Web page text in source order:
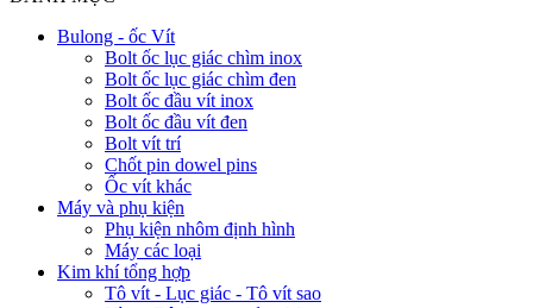
Bulong - ốc Vít
Bolt ốc lục giác chìm inox
Bolt ốc lục giác chìm đen
Bolt ốc đầu vít inox
Bolt ốc đầu vít đen
Bolt vít trí
Chốt pin dowel pins
Ốc vít khác
Máy và phụ kiện
Phụ kiện nhôm định hình
Máy các loại
Kim khí tổng hợp
Tô vít - Lục giác - Tô vít sao